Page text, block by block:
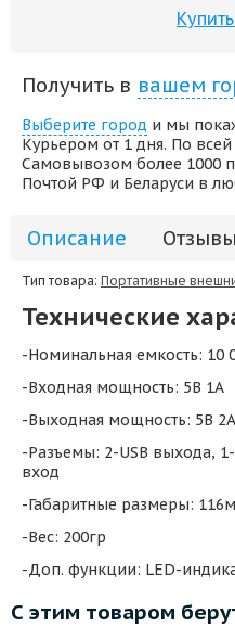
Получить в вашем
Выберите город и мы
Курьером от 1 дня. По
Самовывозом более 1000
Почтой РФ и Беларуси в
Описание Отзывы
Тип товара: Портативные
Технические
-Номинальная емкость: 10
-Входная мощность: 5В 1А
-Выходная мощность: 5В
-Разъемы: 2-USB выхода,
вход
-Габаритные размеры:
-Вес: 200гр
-Доп. функции: LED-
С этим товаром